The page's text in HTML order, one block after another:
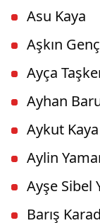
Asu Kaya
Aşkın Genç
Ayça
Ayhan
Aykut Kaya
Aylin
Ayşe Sibel
Barış